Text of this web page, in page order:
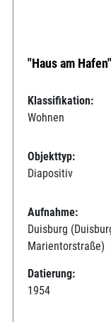
"Haus am
Klassifikation:
Wohnen
Objekttyp:
Diapositiv
Aufnahme:
Duisburg
Marientorstraße)
Datierung:
1954